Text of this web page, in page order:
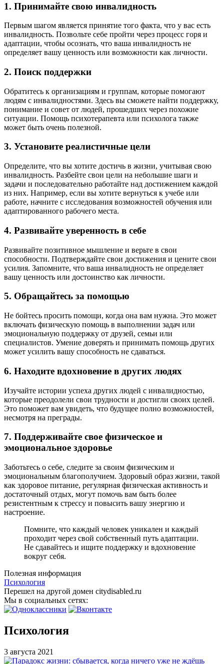
1. Принимайте свою инвалидность
Первым шагом является принятие того факта, что у вас есть
инвалидность. Позвольте себе пройти через процесс горя и
адаптации, чтобы осознать, что ваша инвалидность не
определяет вашу ценность или возможности как личности.
2. Поиск поддержки
Обратитесь к организациям и группам, которые помогают
людям с инвалидностями. Здесь вы сможете найти поддержку,
понимание и совет от людей, прошедших через похожие
ситуации. Помощь психотерапевта или психолога также
может быть очень полезной.
3. Установите реалистичные цели
Определите, что вы хотите достичь в жизни, учитывая свою
инвалидность. Разбейте свои цели на небольшие шаги и
задачи и последовательно работайте над достижением каждой
из них. Например, если вы хотите вернуться к учебе или
работе, начните с исследования возможностей обучения или
адаптированного рабочего места.
4. Развивайте уверенность в себе
Развивайте позитивное мышление и верьте в свои
способности. Подтверждайте свои достижения и цените свои
усилия. Запомните, что ваша инвалидность не определяет
вашу ценность или достоинство как личности.
5. Обращайтесь за помощью
Не бойтесь просить помощи, когда она вам нужна. Это может
включать физическую помощь в выполнении задач или
эмоциональную поддержку от друзей, семьи или
специалистов. Умение доверять и принимать помощь других
может усилить вашу способность не сдаваться.
6. Находите вдохновение в других людях
Изучайте истории успеха других людей с инвалидностью,
которые преодолели свои трудности и достигли своих целей.
Это поможет вам увидеть, что будущее полно возможностей,
несмотря на преграды.
7. Поддерживайте свое физическое и
эмоциональное здоровье
Заботьтесь о себе, следите за своим физическим и
эмоциональным благополучием. Здоровый образ жизни, такой
как здоровое питание, регулярная физическая активность и
достаточный отдых, могут помочь вам быть более
резистентным к стрессу и повысить вашу энергию и
настроение.
Помните, что каждый человек уникален и каждый
проходит через свой собственный путь адаптации.
Не сдавайтесь и ищите поддержку и вдохновение
вокруг себя.
Полезная информация
Психология
Перешел на другой домен citydisabled.ru
Мы в социальных сетях:
Психология
3 августа 2021